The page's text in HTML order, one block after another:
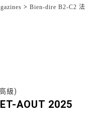
> Bien-dire B2-C2 法
級)
AOUT 2025